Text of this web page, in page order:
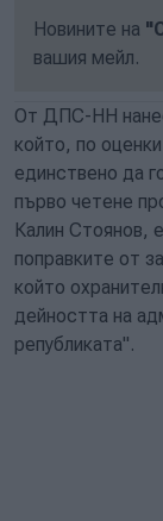
Новините на
вашия мейл.
От ДПС-НН
който, по
единствено да
първо четене
Калин Стоянов,
поправките от
който
дейността на
републиката".